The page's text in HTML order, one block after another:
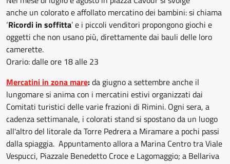
anche un colorato e affollato mercatino dei bambini: si chiama
‘Ricordi in soffitta’ e i piccoli venditori propongono giochi e
oggetti che non usano più, direttamente dai bauli delle loro
camerette.
Orario: dalle ore 18 alle 23
Mercatini in zona mare:da giugno a settembre anche il
lungomare si anima con i mercatini estivi organizzati dai
Comitati turistici delle varie frazioni di Rimini. Ogni sera, a
cadenza settimanale, i colorati stand si spostano da un luogo
all'altro del litorale da Torre Pedrera a Miramare a pochi passi
dalla spiaggia. Appuntamento allora a Marina Centro tra Viale
Vespucci, Piazzale Benedetto Croce e Lagomaggio; a Bellariva